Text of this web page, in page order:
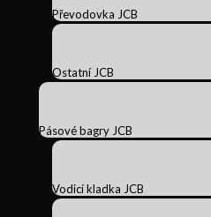
Převodovka JCB
Ostatní JCB
Pásové bagry JCB
Vodicí kladka JCB